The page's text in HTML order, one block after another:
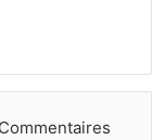
Commentaires